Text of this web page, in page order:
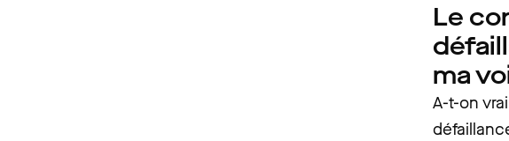
Le
ma
A-t-on